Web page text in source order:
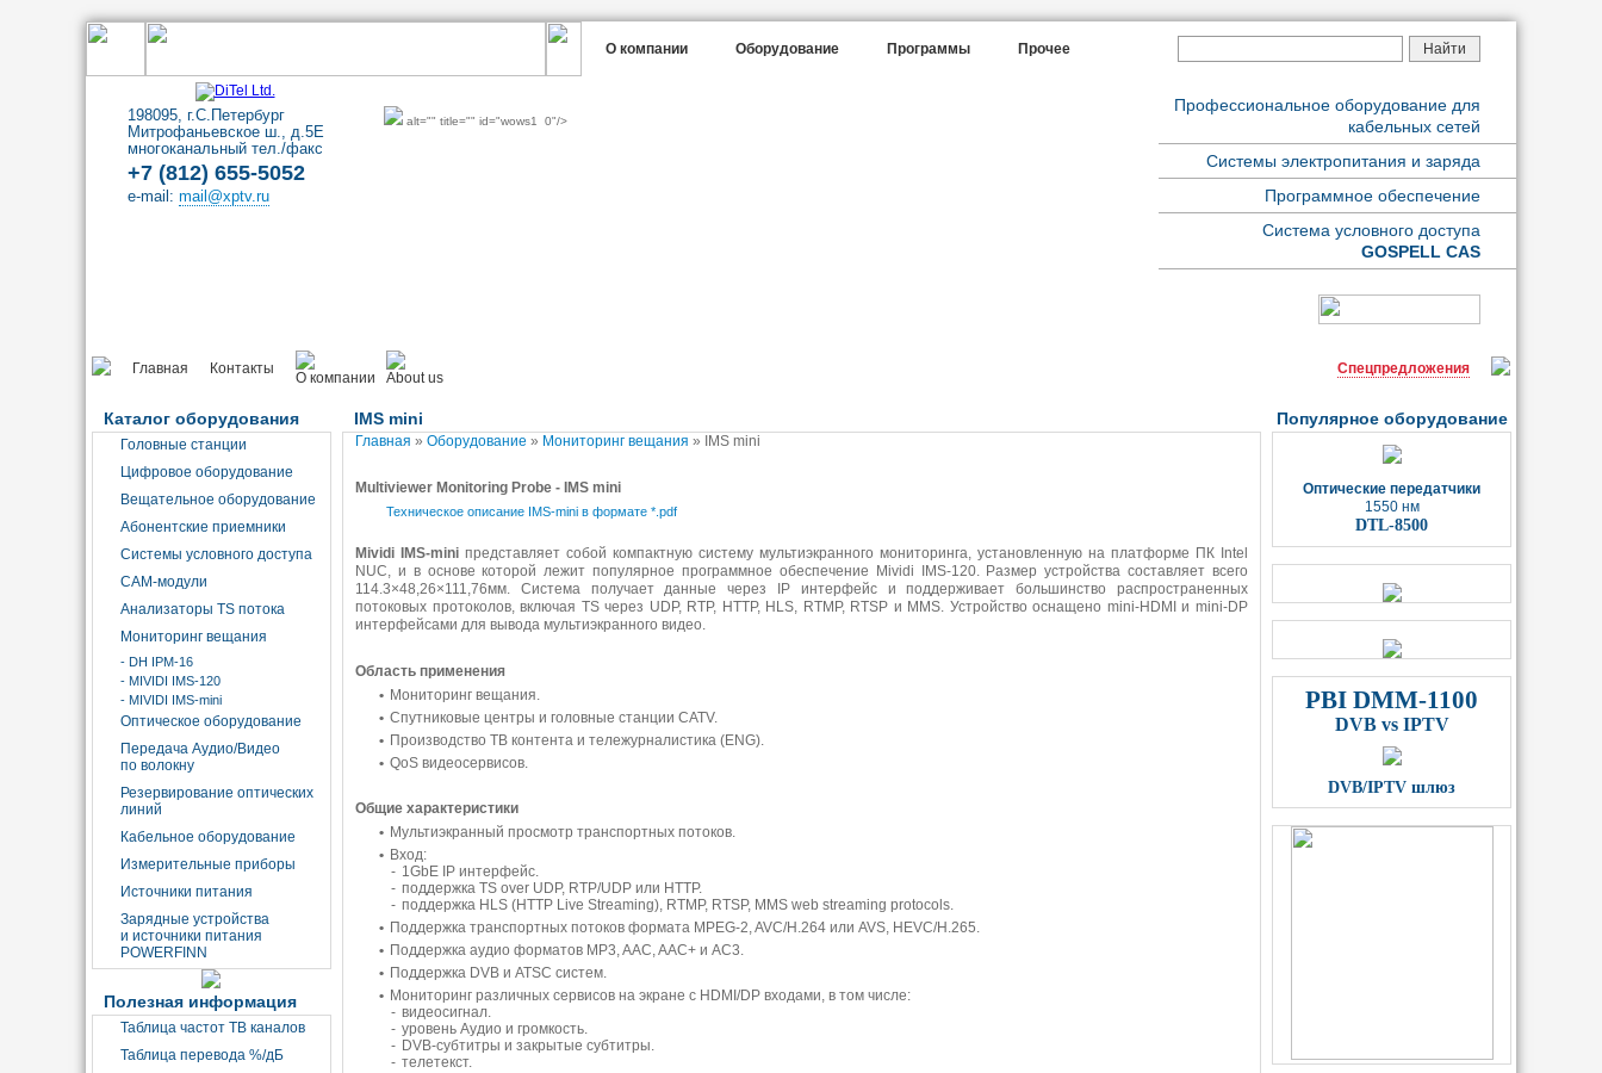
О компании Оборудование Программы Прочее
198095, г.С.Петербург
Митрофаньевское ш., д.5Е
многоканальный тел./факс
+7 (812) 655-5052
e-mail: mail@xptv.ru
alt="" title="" id="wows1_0"/>
Профессиональное оборудование для
кабельных сетей
Системы электропитания и заряда
Программное обеспечение
Система условного доступа
GOSPELL CAS
Главная Контакты Спецпредложения
Каталог оборудования
Головные станции
Цифровое оборудование
Вещательное оборудование
Абонентские приемники
Системы условного доступа
CAM-модули
Анализаторы TS потока
Мониторинг вещания
- DH IPM-16
- MIVIDI IMS-120
- MIVIDI IMS-mini
Оптическое оборудование
Передача Аудио/Видео
по волокну
Резервирование оптических
линий
Кабельное оборудование
Измерительные приборы
Источники питания
Зарядные устройства
и источники питания
POWERFINN
Полезная информация
Таблица частот ТВ каналов
Таблица перевода %/дБ
IMS mini
Главная » Оборудование » Мониторинг вещания » IMS mini
Multiviewer Monitoring Probe - IMS mini
Техническое описание IMS-mini в формате *.pdf
Mividi IMS-mini представляет собой компактную систему мультиэкранного мониторинга, установленную на платформе ПК Intel
NUC, и в основе которой лежит популярное программное обеспечение Mividi IMS-120. Размер устройства составляет всего
114.3×48,26×111,76мм. Система получает данные через IP интерфейс и поддерживает большинство распространенных
потоковых протоколов, включая TS через UDP, RTP, HTTP, HLS, RTMP, RTSP и MMS. Устройство оснащено mini-HDMI и mini-DP
интерфейсами для вывода мультиэкранного видео.
Область применения
Мониторинг вещания.
Спутниковые центры и головные станции CATV.
Производство ТВ контента и тележурналистика (ENG).
QoS видеосервисов.
Общие характеристики
Мультиэкранный просмотр транспортных потоков.
Вход:
1GbE IP интерфейс.
поддержка TS over UDP, RTP/UDP или HTTP.
поддержка HLS (HTTP Live Streaming), RTMP, RTSP, MMS web streaming protocols.
Поддержка транспортных потоков формата MPEG-2, AVC/H.264 или AVS, HEVC/H.265.
Поддержка аудио форматов MP3, AAC, AAC+ и AC3.
Поддержка DVB и ATSC систем.
Мониторинг различных сервисов на экране с HDMI/DP входами, в том числе:
видеосигнал.
уровень Аудио и громкость.
DVB-субтитры и закрытые субтитры.
телетекст.
Популярное оборудование
Оптические передатчики
1550 нм
DTL-8500
PBI DMM-1100
DVB vs IPTV
DVB/IPTV шлюз